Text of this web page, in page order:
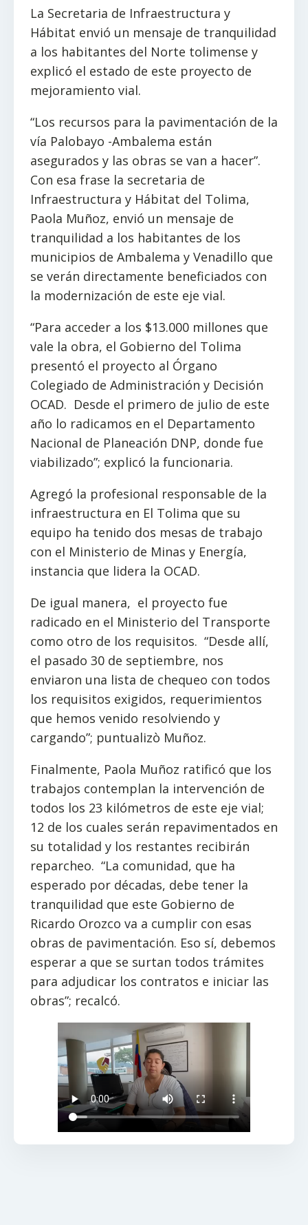
La Secretaria de Infraestructura y
Hábitat envió un mensaje de tranquilidad
a los habitantes del Norte tolimense y
explicó el estado de este proyecto de
mejoramiento vial.
“Los recursos para la pavimentación de la
vía Palobayo -Ambalema están
asegurados y las obras se van a hacer”.
Con esa frase la secretaria de
Infraestructura y Hábitat del Tolima,
Paola Muñoz, envió un mensaje de
tranquilidad a los habitantes de los
municipios de Ambalema y Venadillo que
se verán directamente beneficiados con
la modernización de este eje vial.
“Para acceder a los $13.000 millones que
vale la obra, el Gobierno del Tolima
presentó el proyecto al Órgano
Colegiado de Administración y Decisión
OCAD. Desde el primero de julio de este
año lo radicamos en el Departamento
Nacional de Planeación DNP, donde fue
viabilizado”; explicó la funcionaria.
Agregó la profesional responsable de la
infraestructura en El Tolima que su
equipo ha tenido dos mesas de trabajo
con el Ministerio de Minas y Energía,
instancia que lidera la OCAD.
De igual manera, el proyecto fue
radicado en el Ministerio del Transporte
como otro de los requisitos. “Desde allí,
el pasado 30 de septiembre, nos
enviaron una lista de chequeo con todos
los requisitos exigidos, requerimientos
que hemos venido resolviendo y
cargando”; puntualizò Muñoz.
Finalmente, Paola Muñoz ratificó que los
trabajos contemplan la intervención de
todos los 23 kilómetros de este eje vial;
12 de los cuales serán repavimentados en
su totalidad y los restantes recibirán
reparcheo. “La comunidad, que ha
esperado por décadas, debe tener la
tranquilidad que este Gobierno de
Ricardo Orozco va a cumplir con esas
obras de pavimentación. Eso sí, debemos
esperar a que se surtan todos trámites
para adjudicar los contratos e iniciar las
obras”; recalcó.